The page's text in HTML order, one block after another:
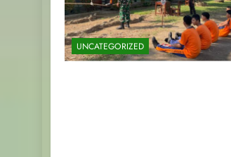
UNCATEGORIZED